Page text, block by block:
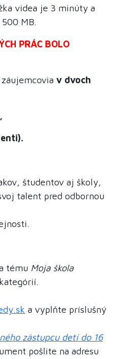
videa je 3 minúty a
MB.
PRÁC BOLO
v dvoch
študentov aj školy,
talent pred odbornou
tému Moja škola
a vyplňte príslušný
zástupcu detí do 16
pošlite na adresu